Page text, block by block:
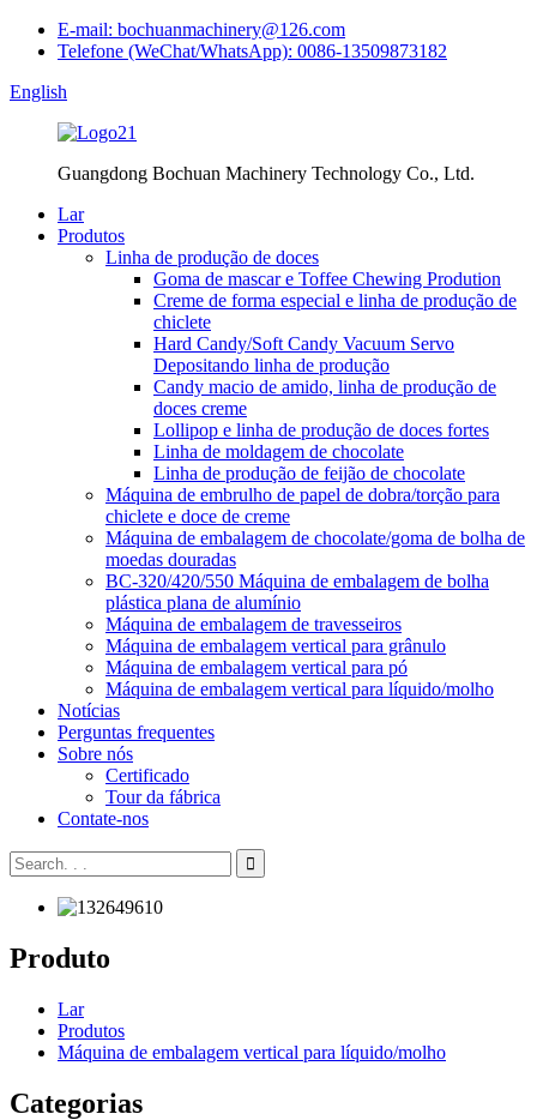
E-mail: bochuanmachinery@126.com
Telefone (WeChat/WhatsApp): 0086-13509873182
English
Guangdong Bochuan Machinery Technology Co., Ltd.
Lar
Produtos
Linha de produção de doces
Goma de mascar e Toffee Chewing Prodution
Creme de forma especial e linha de produção de
chiclete
Hard Candy/Soft Candy Vacuum Servo
Depositando linha de produção
Candy macio de amido, linha de produção de
doces creme
Lollipop e linha de produção de doces fortes
Linha de moldagem de chocolate
Linha de produção de feijão de chocolate
Máquina de embrulho de papel de dobra/torção para
chiclete e doce de creme
Máquina de embalagem de chocolate/goma de bolha de
moedas douradas
BC-320/420/550 Máquina de embalagem de bolha
plástica plana de alumínio
Máquina de embalagem de travesseiros
Máquina de embalagem vertical para grânulo
Máquina de embalagem vertical para pó
Máquina de embalagem vertical para líquido/molho
Notícias
Perguntas frequentes
Sobre nós
Certificado
Tour da fábrica
Contate-nos
Produto
Lar
Produtos
Máquina de embalagem vertical para líquido/molho
Categorias